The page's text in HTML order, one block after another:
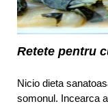
Retete pentru
Nicio dieta sanatoasa nu este completa daca din ea lipseste
somonul. Incearca